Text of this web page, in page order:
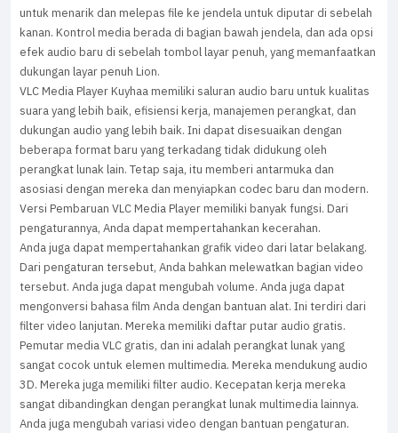
untuk menarik dan melepas file ke jendela untuk diputar di sebelah
kanan. Kontrol media berada di bagian bawah jendela, dan ada opsi
efek audio baru di sebelah tombol layar penuh, yang memanfaatkan
dukungan layar penuh Lion.
VLC Media Player Kuyhaa memiliki saluran audio baru untuk kualitas
suara yang lebih baik, efisiensi kerja, manajemen perangkat, dan
dukungan audio yang lebih baik. Ini dapat disesuaikan dengan
beberapa format baru yang terkadang tidak didukung oleh
perangkat lunak lain. Tetap saja, itu memberi antarmuka dan
asosiasi dengan mereka dan menyiapkan codec baru dan modern.
Versi Pembaruan VLC Media Player memiliki banyak fungsi. Dari
pengaturannya, Anda dapat mempertahankan kecerahan.
Anda juga dapat mempertahankan grafik video dari latar belakang.
Dari pengaturan tersebut, Anda bahkan melewatkan bagian video
tersebut. Anda juga dapat mengubah volume. Anda juga dapat
mengonversi bahasa film Anda dengan bantuan alat. Ini terdiri dari
filter video lanjutan. Mereka memiliki daftar putar audio gratis.
Pemutar media VLC gratis, dan ini adalah perangkat lunak yang
sangat cocok untuk elemen multimedia. Mereka mendukung audio
3D. Mereka juga memiliki filter audio. Kecepatan kerja mereka
sangat dibandingkan dengan perangkat lunak multimedia lainnya.
Anda juga mengubah variasi video dengan bantuan pengaturan.